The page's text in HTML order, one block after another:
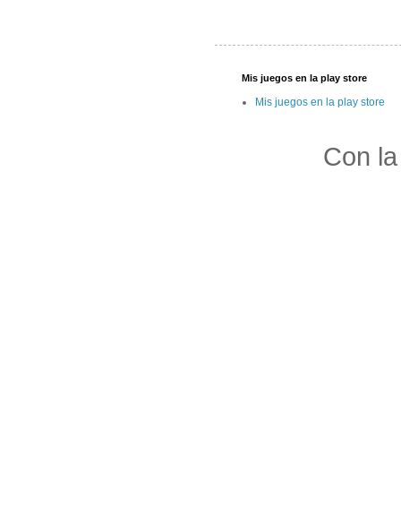
Mis juegos en la play store
Mis juegos en la play store
Con